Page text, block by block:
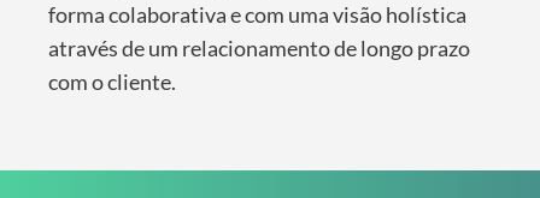
forma colaborativa e com uma visão holística
através de um relacionamento de longo prazo
com o cliente.